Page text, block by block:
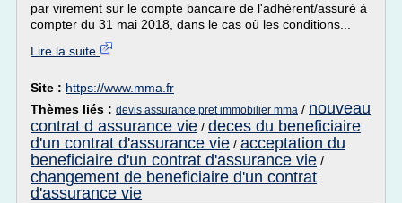
par virement sur le compte bancaire de l'adhérent/assuré à
compter du 31 mai 2018, dans le cas où les conditions...
Lire la suite
Site : https://www.mma.fr
Thèmes liés : devis assurance pret immobilier mma / nouveau
contrat d assurance vie / deces du beneficiaire
d'un contrat d'assurance vie / acceptation du
beneficiaire d'un contrat d'assurance vie /
changement de beneficiaire d'un contrat
d'assurance vie